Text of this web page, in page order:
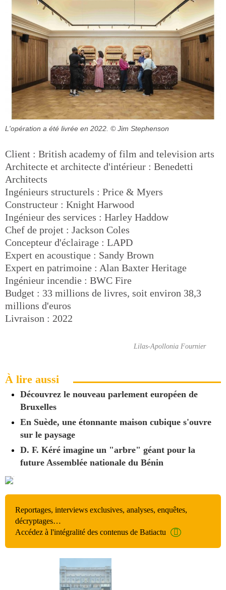
L'opération a été livrée en 2022. © Jim Stephenson
Client : British academy of film and television arts
Architecte et architecte d'intérieur : Benedetti
Architects
Ingénieurs structurels : Price & Myers
Constructeur : Knight Harwood
Ingénieur des services : Harley Haddow
Chef de projet : Jackson Coles
Concepteur d'éclairage : LAPD
Expert en acoustique : Sandy Brown
Expert en patrimoine : Alan Baxter Heritage
Ingénieur incendie : BWC Fire
Budget : 33 millions de livres, soit environ 38,3
millions d'euros
Livraison : 2022
Lilas-Apollonia Fournier
À lire aussi
Découvrez le nouveau parlement européen de
Bruxelles
En Suède, une étonnante maison cubique s'ouvre
sur le paysage
D. F. Kéré imagine un "arbre" géant pour la
future Assemblée nationale du Bénin
Reportages, interviews exclusives, analyses, enquêtes,
décryptages…
Accédez à l'intégralité des contenus de Batiactu